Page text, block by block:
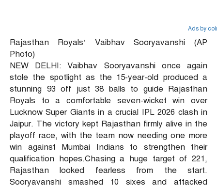
Ads by
Rajasthan Royals’ Vaibhav Sooryavanshi (AP
Photo)
NEW DELHI: Vaibhav Sooryavanshi once again
stole the spotlight as the 15-year-old produced a
stunning 93 off just 38 balls to guide Rajasthan
Royals to a comfortable seven-wicket win over
Lucknow Super Giants in a crucial IPL 2026 clash in
Jaipur. The victory kept Rajasthan firmly alive in the
playoff race, with the team now needing one more
win against Mumbai Indians to strengthen their
qualification hopes.Chasing a huge target of 221,
Rajasthan looked fearless from the start.
Sooryavanshi smashed 10 sixes and attacked